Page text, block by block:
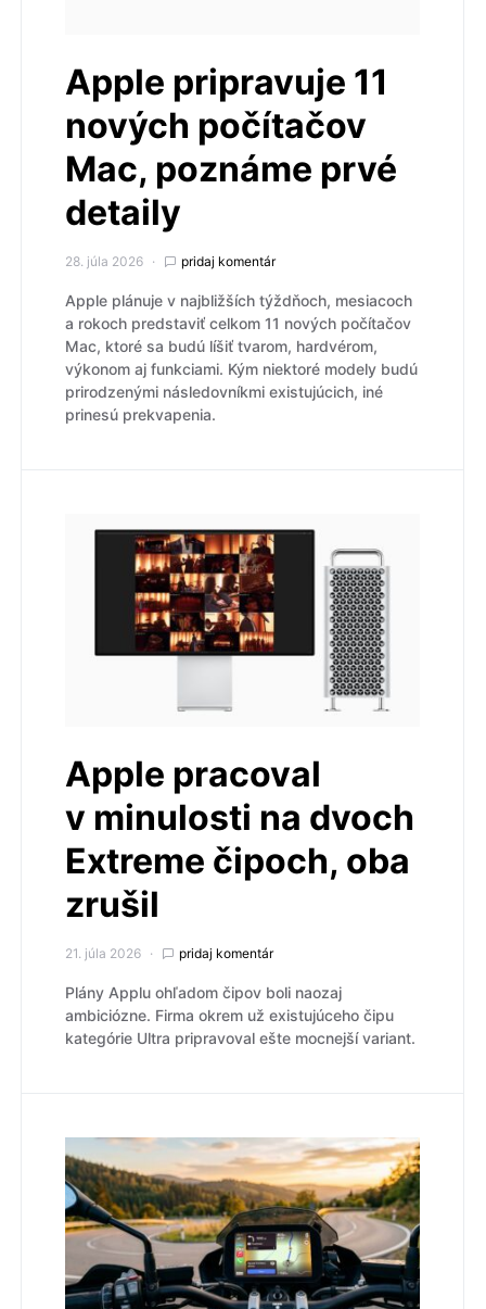
Apple pripravuje 11
nových počítačov
Mac, poznáme prvé
detaily
28. júla 2026 pridaj komentár
Apple plánuje v najbližších týždňoch, mesiacoch
a rokoch predstaviť celkom 11 nových počítačov
Mac, ktoré sa budú líšiť tvarom, hardvérom,
výkonom aj funkciami. Kým niektoré modely budú
prirodzenými následovníkmi existujúcich, iné
prinesú prekvapenia.
Apple pracoval
v minulosti na dvoch
Extreme čipoch, oba
zrušil
21. júla 2026 pridaj komentár
Plány Applu ohľadom čipov boli naozaj
ambiciózne. Firma okrem už existujúceho čipu
kategórie Ultra pripravoval ešte mocnejší variant.